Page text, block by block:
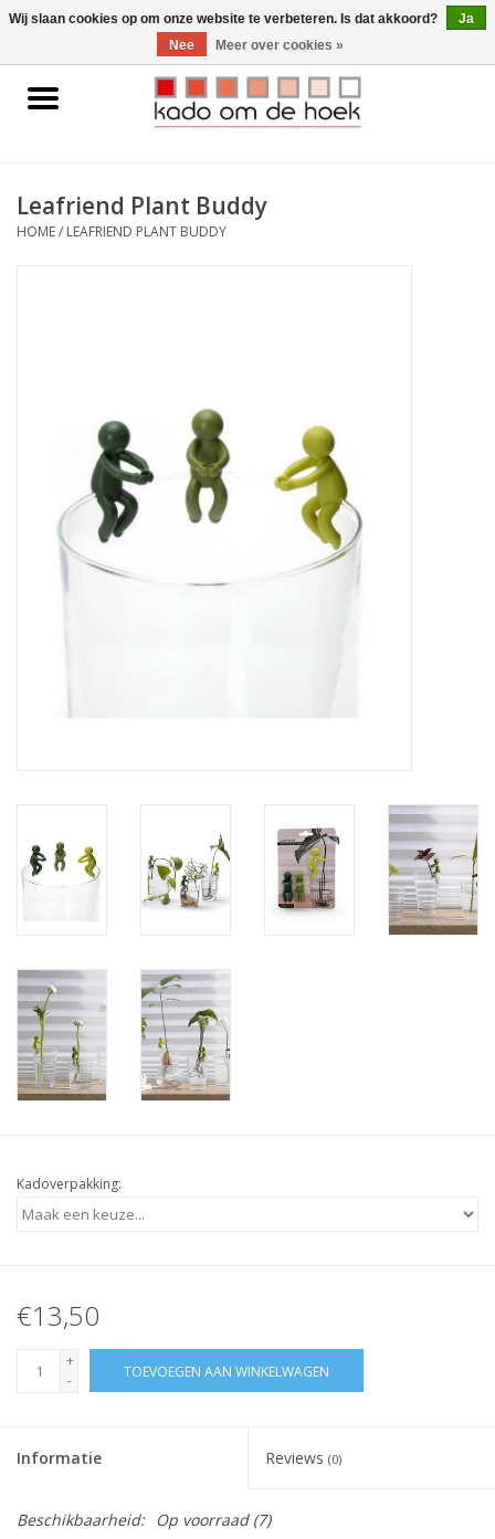
0 Artikelen - €0,00
Home
Gadgets
Leafriend Plant Buddy
HOME/ LEAFRIEND PLANT BUDDY
Kadoverpakking:
€13,50
+
-
TOEVOEGEN AAN WINKELWAGEN
Informatie Reviews (0)
Beschikbaarheid: Op voorraad(7)
Wij slaan cookies op om onze website te verbeteren. Is dat akkoord?
Ja
Nee
Meer over cookies »